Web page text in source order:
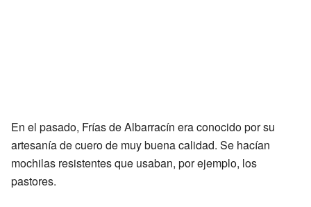
En el pasado, Frías de Albarracín era conocido por su
artesanía de cuero de muy buena calidad. Se hacían
mochilas resistentes que usaban, por ejemplo, los
pastores.